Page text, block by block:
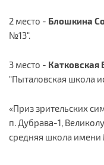
2 место - Блошкина
№13".
3 место - Катковская
"Пыталовская школа
«Приз зрительских
п. Дубрава-1,
средняя школа имени